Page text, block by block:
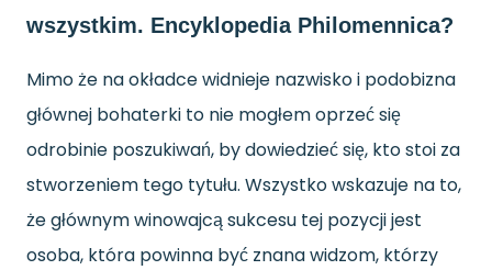
wszystkim. Encyklopedia Philomennica?
Mimo że na okładce widnieje nazwisko i podobizna
głównej bohaterki to nie mogłem oprzeć się
odrobinie poszukiwań, by dowiedzieć się, kto stoi za
stworzeniem tego tytułu. Wszystko wskazuje na to,
że głównym winowajcą sukcesu tej pozycji jest
osoba, która powinna być znana widzom, którzy